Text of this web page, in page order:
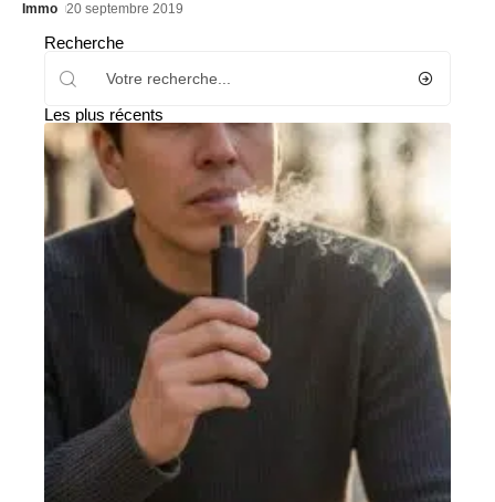
Immo 20 septembre 2019
Recherche
Les plus récents